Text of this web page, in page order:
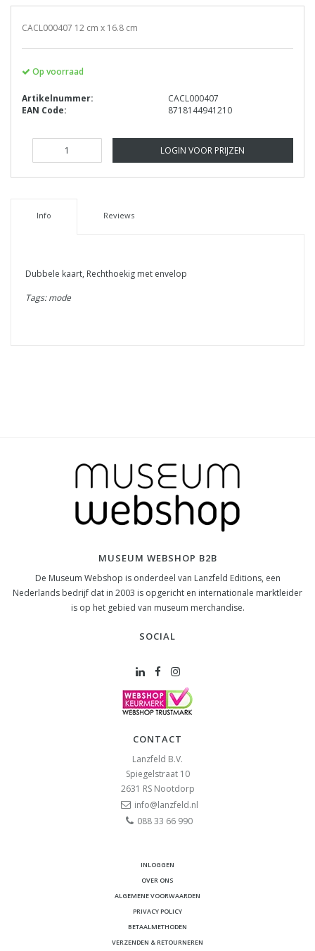
CACL000407 12 cm x 16.8 cm
Op voorraad
Artikelnummer:
CACL000407
EAN Code:
8718144941210
LOGIN VOOR PRIJZEN
Info Reviews
Dubbele kaart, Rechthoekig met envelop
Tags: mode
MUSEUM WEBSHOP B2B
De Museum Webshop is onderdeel van Lanzfeld Editions, een
Nederlands bedrijf dat in 2003 is opgericht en internationale marktleider
is op het gebied van museum merchandise.
SOCIAL
CONTACT
Lanzfeld B.V.
Spiegelstraat 10
2631 RS Nootdorp
info@lanzfeld.nl
088 33 66 990
INLOGGEN
OVER ONS
ALGEMENE VOORWAARDEN
PRIVACY POLICY
BETAALMETHODEN
VERZENDEN & RETOURNEREN